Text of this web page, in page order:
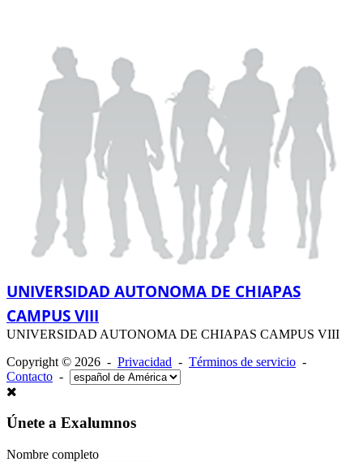
UNIVERSIDAD AUTONOMA DE CHIAPAS
CAMPUS VIII
UNIVERSIDAD AUTONOMA DE CHIAPAS CAMPUS VIII
Copyright © 2026 - Privacidad - Términos de servicio -
Contacto -
Únete a Exalumnos
Nombre completo